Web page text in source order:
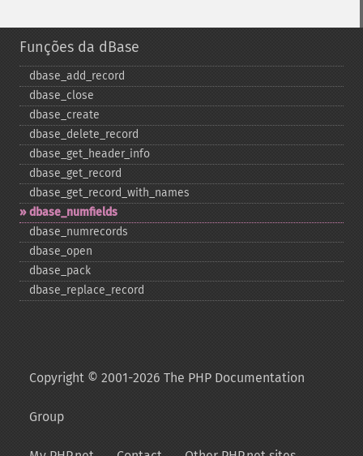
Funções da dBase
dbase_​add_​record
dbase_​close
dbase_​create
dbase_​delete_​record
dbase_​get_​header_​info
dbase_​get_​record
dbase_​get_​record_​with_​names
dbase_​numfields
dbase_​numrecords
dbase_​open
dbase_​pack
dbase_​replace_​record
Copyright © 2001-2026 The PHP Documentation
Group